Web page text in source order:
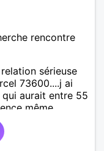
rencontre
sérieuse
73600....j ai
aurait entre 55
même
contact avec
à ma